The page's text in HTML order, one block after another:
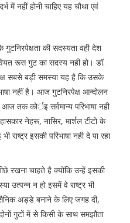
में नहीं होनी चाहिए यह चौथा एवं
गुटनिरपेक्षता की सदस्यता वही देश
रूस गुट का सदस्य नही हो। डॉ.
सबसे बड़ी समस्या यह है कि उसके
नहीं है। आज गुटनिरपेक्ष आन्दोलन
तक कोर्इ सर्वमान्य परिभाषा नही
नेहरू, नासिर, मार्शल टीटो के
इसकी परिभाषा नही दे पा रहा
रखना चाहते है क्योंकि उन्हें इसकी
उत्पन्न न हो इसमें वे राष्ट्र भी
सैनिक अड्डे बनाने के लिए जगह दी,
गुटों में से किसी के साथ समझौता